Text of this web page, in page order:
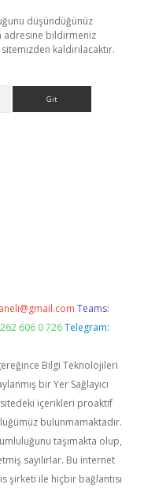
düşündüğünüz
adresine bildirmeniz
kaldırılacaktır.
Teams:
606 0 726 Telegram:
Bilgi Teknolojileri
bir Yer Sağlayıcı
içerikleri proaktif
bulunmamaktadır.
taşımakta olup,
sayılırlar. Bu internet
şirketi ile hiçbir bağlantısı